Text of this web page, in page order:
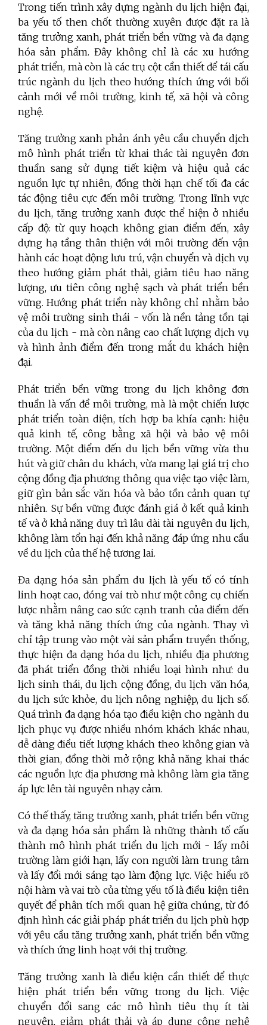
Trong tiến trình xây dựng ngành du lịch hiện đại,
ba yếu tố then chốt thường xuyên được đặt ra là
tăng trưởng xanh, phát triển bền vững và đa dạng
hóa sản phẩm. Đây không chỉ là các xu hướng
phát triển, mà còn là các trụ cột cần thiết để tái cấu
trúc ngành du lịch theo hướng thích ứng với bối
cảnh mới về môi trường, kinh tế, xã hội và công
nghệ.
Tăng trưởng xanh phản ánh yêu cầu chuyển dịch
mô hình phát triển từ khai thác tài nguyên đơn
thuần sang sử dụng tiết kiệm và hiệu quả các
nguồn lực tự nhiên, đồng thời hạn chế tối đa các
tác động tiêu cực đến môi trường. Trong lĩnh vực
du lịch, tăng trưởng xanh được thể hiện ở nhiều
cấp độ: từ quy hoạch không gian điểm đến, xây
dựng hạ tầng thân thiện với môi trường đến vận
hành các hoạt động lưu trú, vận chuyển và dịch vụ
theo hướng giảm phát thải, giảm tiêu hao năng
lượng, ưu tiên công nghệ sạch và phát triển bền
vững. Hướng phát triển này không chỉ nhằm bảo
vệ môi trường sinh thái - vốn là nền tảng tồn tại
của du lịch - mà còn nâng cao chất lượng dịch vụ
và hình ảnh điểm đến trong mắt du khách hiện
đại.
Phát triển bền vững trong du lịch không đơn
thuần là vấn đề môi trường, mà là một chiến lược
phát triển toàn diện, tích hợp ba khía cạnh: hiệu
quả kinh tế, công bằng xã hội và bảo vệ môi
trường. Một điểm đến du lịch bền vững vừa thu
hút và giữ chân du khách, vừa mang lại giá trị cho
cộng đồng địa phương thông qua việc tạo việc làm,
giữ gìn bản sắc văn hóa và bảo tồn cảnh quan tự
nhiên. Sự bền vững được đánh giá ở kết quả kinh
tế và ở khả năng duy trì lâu dài tài nguyên du lịch,
không làm tổn hại đến khả năng đáp ứng nhu cầu
về du lịch của thế hệ tương lai.
Đa dạng hóa sản phẩm du lịch là yếu tố có tính
linh hoạt cao, đóng vai trò như một công cụ chiến
lược nhằm nâng cao sức cạnh tranh của điểm đến
và tăng khả năng thích ứng của ngành. Thay vì
chỉ tập trung vào một vài sản phẩm truyền thống,
thực hiện đa dạng hóa du lịch, nhiều địa phương
đã phát triển đồng thời nhiều loại hình như: du
lịch sinh thái, du lịch cộng đồng, du lịch văn hóa,
du lịch sức khỏe, du lịch nông nghiệp, du lịch số.
Quá trình đa dạng hóa tạo điều kiện cho ngành du
lịch phục vụ được nhiều nhóm khách khác nhau,
dễ dàng điều tiết lượng khách theo không gian và
thời gian, đồng thời mở rộng khả năng khai thác
các nguồn lực địa phương mà không làm gia tăng
áp lực lên tài nguyên nhạy cảm.
Có thế thấy, tăng trưởng xanh, phát triển bền vững
và đa dạng hóa sản phẩm là những thành tố cấu
thành mô hình phát triển du lịch mới - lấy môi
trường làm giới hạn, lấy con người làm trung tâm
và lấy đổi mới sáng tạo làm động lực. Việc hiểu rõ
nội hàm và vai trò của từng yếu tố là điều kiện tiên
quyết để phân tích mối quan hệ giữa chúng, từ đó
định hình các giải pháp phát triển du lịch phù hợp
với yêu cầu tăng trưởng xanh, phát triển bền vững
và thích ứng linh hoạt với thị trường.
Tăng trưởng xanh là điều kiện cần thiết để thực
hiện phát triển bền vững trong du lịch. Việc
chuyển đổi sang các mô hình tiêu thụ ít tài
nguyên, giảm phát thải và áp dụng công nghệ